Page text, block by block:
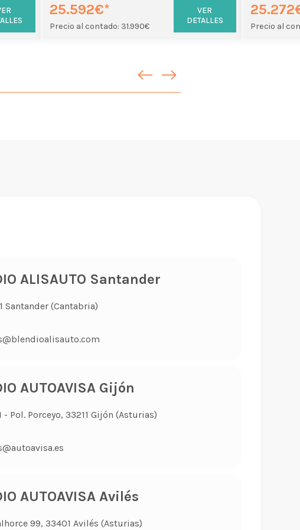
25.592€*
Precio al contado: 31.990€
VER
DETALLES
Precio al
ALISAUTO Santander
Santander (Cantabria)
AUTOAVISA Gijón
Pol. Porceyo, 33211 Gijón (Asturias)
AUTOAVISA Avilés
99, 33401 Avilés (Asturias)